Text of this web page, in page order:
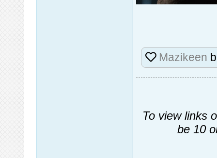
Mazikeen
To view links
be 10